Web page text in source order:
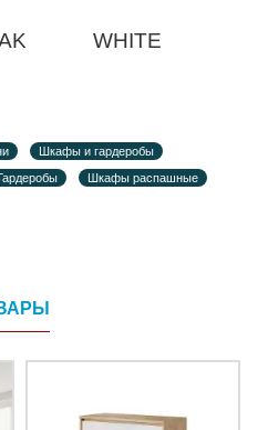
WHITE
Шкафы и гардеробы
Шкафы распашные